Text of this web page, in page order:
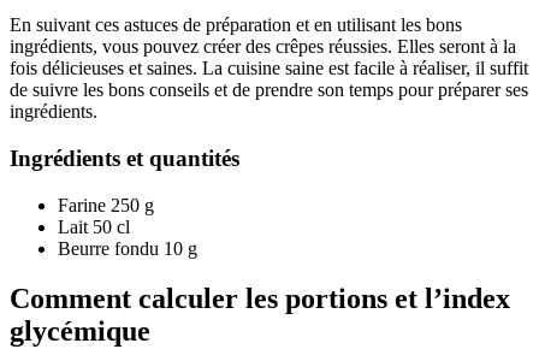
En suivant ces astuces de préparation et en utilisant les bons
ingrédients, vous pouvez créer des crêpes réussies. Elles seront à la
fois délicieuses et saines. La cuisine saine est facile à réaliser, il suffit
de suivre les bons conseils et de prendre son temps pour préparer ses
ingrédients.
Ingrédients et quantités
Farine 250 g
Lait 50 cl
Beurre fondu 10 g
Comment calculer les portions et l’index
glycémique